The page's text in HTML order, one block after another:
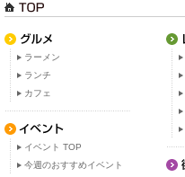
ラーメン
ランチ
カフェ
イベント TOP
今週のおすすめイベント